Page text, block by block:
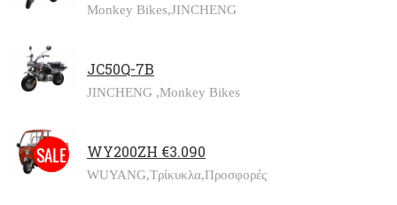
Monkey Bikes,JINCHENG
JC50Q-7B
JINCHENG ,Monkey Bikes
WY200ZH €3.090
WUYANG,Τρίκυκλα,Προσφορές